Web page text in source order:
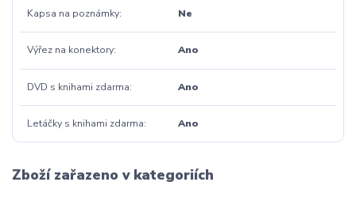
Kapsa na poznámky Ne
Výřez na konektory Ano
DVD s knihami zdarma Ano
Letáčky s knihami zdarma Ano
Zboží zařazeno v kategoriích